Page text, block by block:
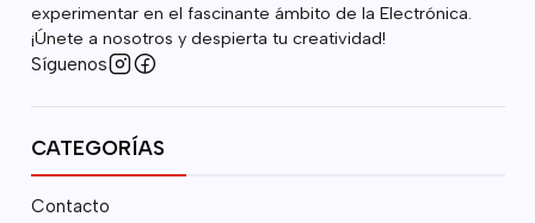
experimentar en el fascinante ámbito de la Electrónica.
¡Únete a nosotros y despierta tu creatividad!
Síguenos
CATEGORÍAS
Contacto